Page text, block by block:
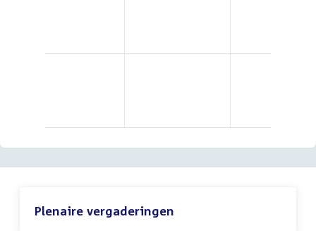
Plenaire vergaderingen